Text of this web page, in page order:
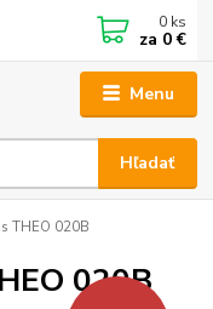
Menu
Hľadať
0 ks
za 0 €
THEO 020B
020B